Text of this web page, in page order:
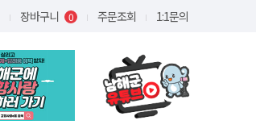
장바구니 0 주문조회 1:1문의